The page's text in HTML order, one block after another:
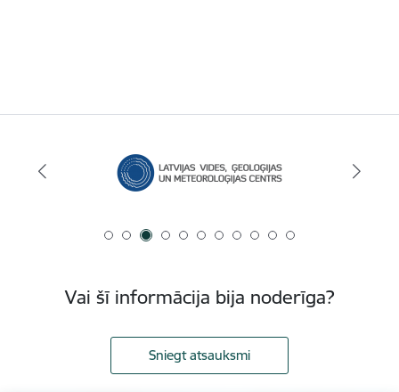
Vai šī informācija bija noderīga?
Sniegt atsauksmi